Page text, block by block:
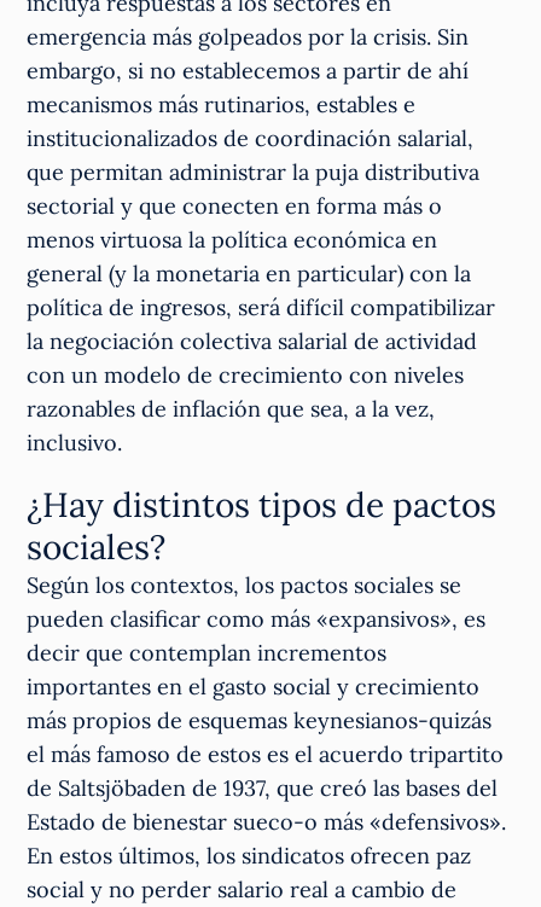
emergencia más golpeados por la crisis. Sin
embargo, si no establecemos a partir de ahí
mecanismos más rutinarios, estables e
institucionalizados de coordinación salarial,
que permitan administrar la puja distributiva
sectorial y que conecten en forma más o
menos virtuosa la política económica en
general (y la monetaria en particular) con la
política de ingresos, será difícil compatibilizar
la negociación colectiva salarial de actividad
con un modelo de crecimiento con niveles
razonables de inflación que sea, a la vez,
inclusivo.
¿Hay distintos tipos de pactos
sociales?
Según los contextos, los pactos sociales se
pueden clasificar como más «expansivos», es
decir que contemplan incrementos
importantes en el gasto social y crecimiento
más propios de esquemas keynesianos-quizás
el más famoso de estos es el acuerdo tripartito
de Saltsjöbaden de 1937, que creó las bases del
Estado de bienestar sueco-o más «defensivos».
En estos últimos, los sindicatos ofrecen paz
social y no perder salario real a cambio de